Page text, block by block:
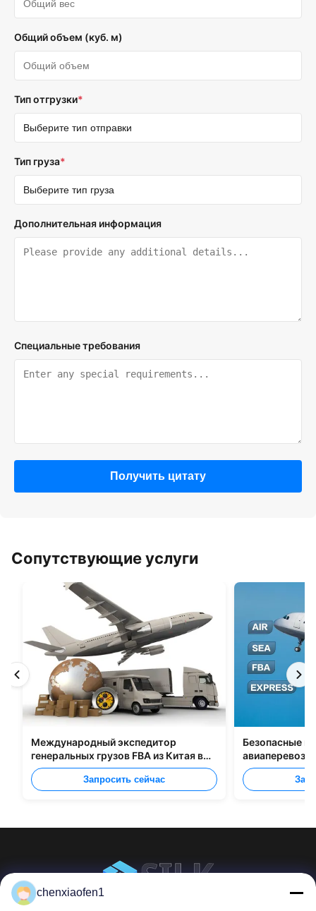
Общий объем (куб. м)
Тип отгрузки*
Тип груза*
Дополнительная информация
Специальные требования
Получить цитату
Сопутствующие услуги
Международный экспедитор
генеральных грузов FBA из Китая в
Великобританию, Италию,
ПортугалиюЗапросить сейчас
Безопасные
Шэньчжэнь В
chenxiaofen1